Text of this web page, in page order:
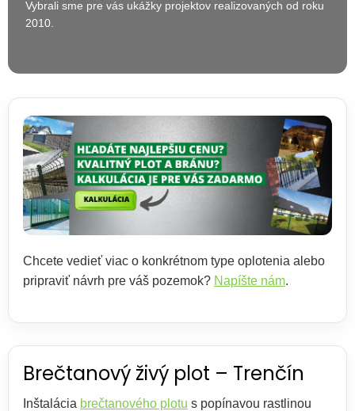
PRÍRODNÉ
Kalkulácia
zdarma
Kontakty
Mena
(EUR)
Prihlásenie
Vybrali sme pre vás ukážky projektov realizovaných od roku
2010.
Chcete vedieť viac o konkrétnom type oplotenia alebo
pripraviť návrh pre váš pozemok? Napíšte nám.
Brečtanový živý plot – Trenčín
Inštalácia brečtanového plotu s popínavou rastlinou